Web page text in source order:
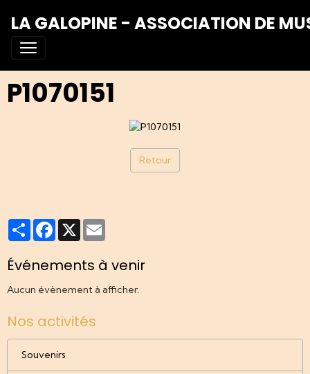
LA GALOPINE - ASSOCIATION DE
P1070151
Retour
PartagerFacebook
X
Événements à venir
Aucun évènement à afficher.
Nos activités
Souvenirs